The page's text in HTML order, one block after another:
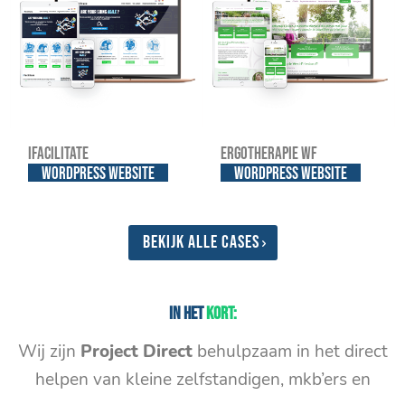
iFacilitate
WordPress website
Ergotherapie WF
WordPress website
Bekijk alle cases
In hetkort:
Wij zijn Project Direct behulpzaam in het direct
helpen van kleine zelfstandigen, mkb’ers en